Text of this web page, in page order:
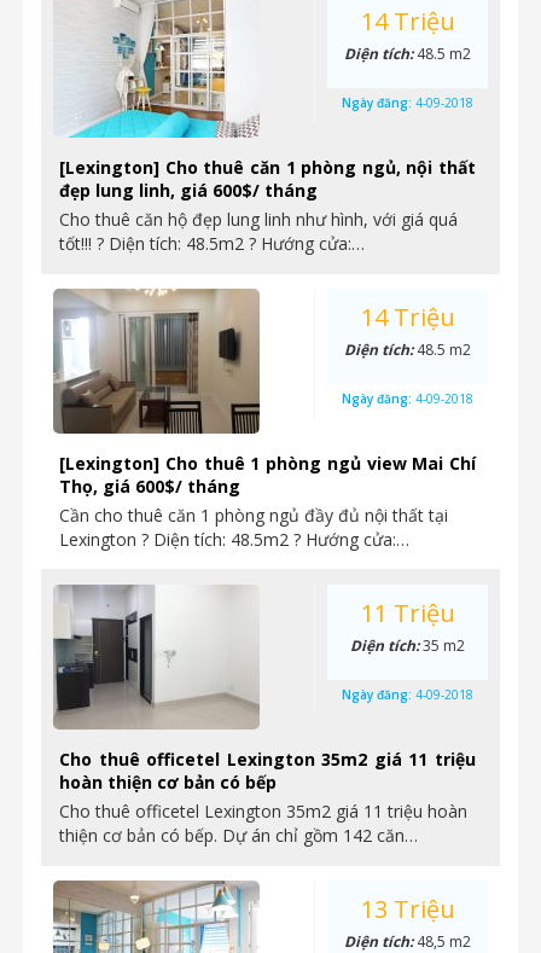
[Lexington] Cho thuê căn 1 phòng ngủ, nội thất
đẹp lung linh, giá 600$/ tháng
Cho thuê căn hộ đẹp lung linh như hình, với giá quá
tốt!!! ? Diện tích: 48.5m2 ? Hướng cửa:…
14 Triệu
Diện tích:48.5 m2
Ngày đăng: 4-09-2018
[Lexington] Cho thuê 1 phòng ngủ view Mai Chí
Thọ, giá 600$/ tháng
Cần cho thuê căn 1 phòng ngủ đầy đủ nội thất tại
Lexington ? Diện tích: 48.5m2 ? Hướng cửa:…
14 Triệu
Diện tích:48.5 m2
Ngày đăng: 4-09-2018
Cho thuê officetel Lexington 35m2 giá 11 triệu
hoàn thiện cơ bản có bếp
Cho thuê officetel Lexington 35m2 giá 11 triệu hoàn
thiện cơ bản có bếp. Dự án chỉ gồm 142 căn…
11 Triệu
Diện tích:35 m2
Ngày đăng: 4-09-2018
13 Triệu
Diện tích:48,5 m2